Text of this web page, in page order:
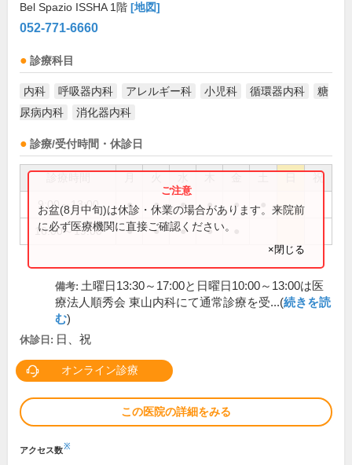
Bel Spazio ISSHA 1階 [地図]
052-771-6660
診療科目
内科 呼吸器内科 アレルギー科 小児科 循環器内科
糖
尿病内科
消化器内科
診療/受付時間・休診日
祝
9:00～13:00 ● ● ● ● ●
16:00～19:00 ● ● ● ●
お盆(8月中旬)は休診・休業の場合があります。来院前
に必ず医療機関に直接ご確認ください。
×閉じる
備考: 土曜日13:30～17:00と日曜日10:00～13:00は医
療法人順秀会 東山内科にて通常診療を受...(続きを読
む)
休診日: 日、祝
オンライン診療
この医院の詳細をみる
アクセス数※